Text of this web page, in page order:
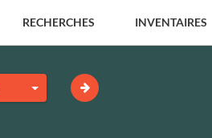
RECHERCHES INVENTAIRES